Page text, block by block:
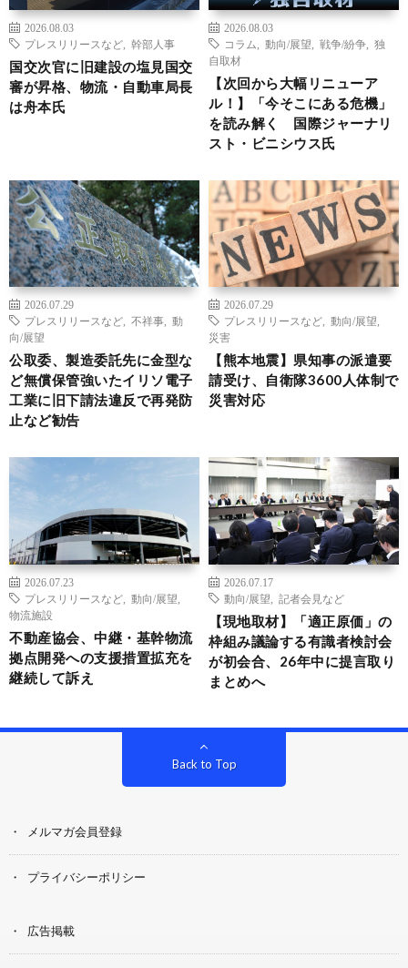
2026.08.03
プレスリリースなど
幹部人事
国交次官に旧建設の塩見国交
審が昇格、物流・自動車局長
は舟本氏
2026.08.03
コラム
動向/展望 戦争/紛争
独
自取材
【次回から大幅リニューア
ル！】「今そこにある危機」
を読み解く 国際ジャーナリ
スト・ビニシウス氏
2026.07.29
プレスリリースなど
不祥事
動
向/展望
公取委、製造委託先に金型な
ど無償保管強いたイリソ電子
工業に旧下請法違反で再発防
止など勧告
2026.07.29
プレスリリースなど
動向/展望
災害
【熊本地震】県知事の派遣要
請受け、自衛隊3600人体制で
災害対応
2026.07.23
プレスリリースなど
動向/展望
物流施設
不動産協会、中継・基幹物流
拠点開発への支援措置拡充を
継続して訴え
2026.07.17
動向/展望
記者会見など
【現地取材】「適正原価」の
枠組み議論する有識者検討会
が初会合、26年中に提言取り
まとめへ
Back to Top
メルマガ会員登録
プライバシーポリシー
広告掲載